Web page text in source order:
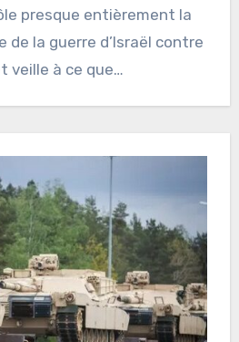
presque entièrement la
de la guerre d’Israël contre
veille à ce que…